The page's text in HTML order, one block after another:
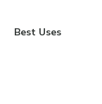
Best Uses